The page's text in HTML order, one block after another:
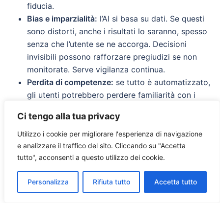
Ci tengo alla tua privacy
Utilizzo i cookie per migliorare l'esperienza di navigazione
e analizzare il traffico del sito. Cliccando su "Accetta
tutto", acconsenti a questo utilizzo dei cookie.
Personalizza Rifiuta tutto Accetta tutto
fiducia.
Bias e imparzialità: l’AI si basa su dati. Se questi
sono distorti, anche i risultati lo saranno, spesso
senza che l’utente se ne accorga. Decisioni
invisibili possono rafforzare pregiudizi se non
monitorate. Serve vigilanza continua.
Perdita di competenze: se tutto è automatizzato,
gli utenti potrebbero perdere familiarità con i
trasparenza e possibilità di apprendere come
funziona, per evitare disempowerment.
Debugging e supporto: “Non ha fatto quello che
volevo”, ma cosa è successo? Serve nuova
strumentazione per monitorare e spiegare le
scelte dell’IA, anche a fini di assistenza e